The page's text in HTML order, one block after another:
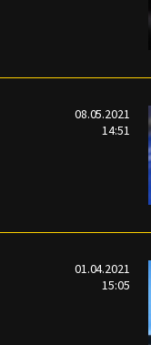
08.05.2021
14:51
01.04.2021
15:05